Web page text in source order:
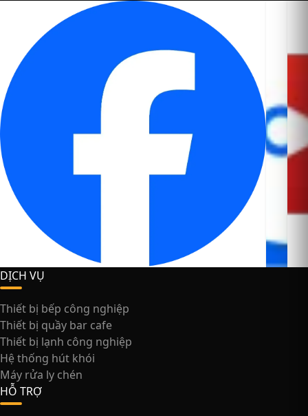
DỊCH VỤ
Thiết bị bếp công nghiệp
Thiết bị quầy bar cafe
Thiết bị lạnh công nghiệp
Hệ thống hút khói
Máy rửa ly chén
HỖ TRỢ